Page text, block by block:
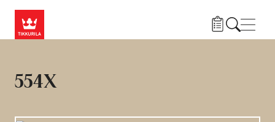
554X